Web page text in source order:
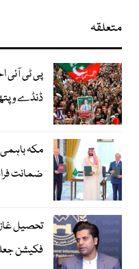
متعلقہ
پی ٹی آئی
ڈنڈے و
مکہ
ضمانت
تحصیل
فکیشن